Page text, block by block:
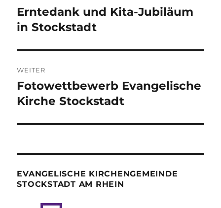
Vorheriger
Beitrag:
Erntedank und Kita-Jubiläum
in Stockstadt
WEITER
Nächster
Beitrag:
Fotowettbewerb Evangelische
Kirche Stockstadt
EVANGELISCHE KIRCHENGEMEINDE
STOCKSTADT AM RHEIN